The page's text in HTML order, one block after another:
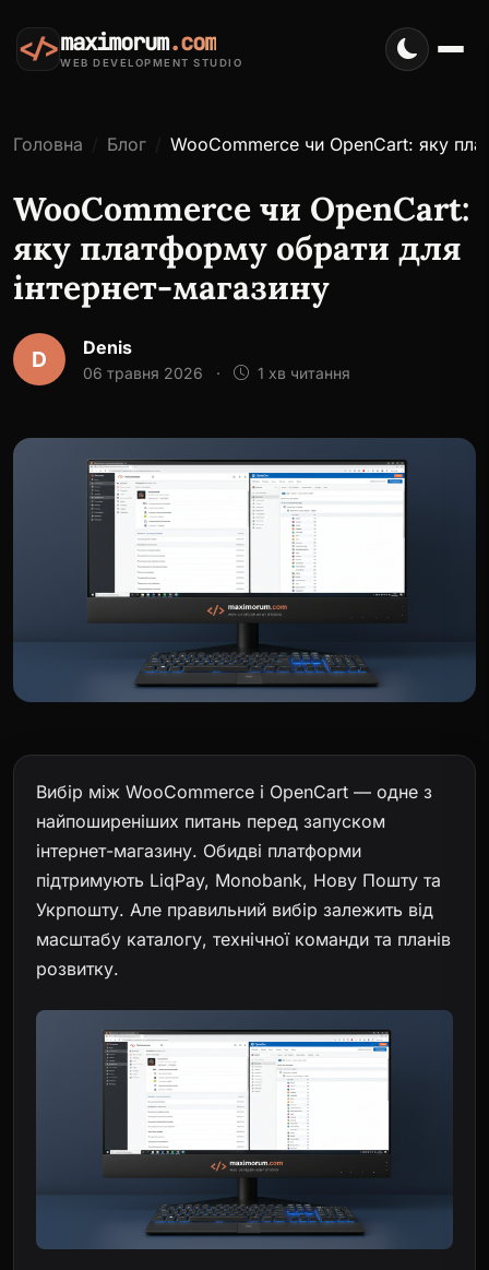
</>maximorum.com
WEB DEVELOPMENT STUDIO
Головна Блог WooCommerce чи OpenCart: яку
WooCommerce чи OpenCart:
яку платформу обрати для
інтернет-магазину
D Denis
06 травня 2026 · 1 хв читання
Вибір між WooCommerce і OpenCart — одне з
найпоширеніших питань перед запуском
інтернет-магазину. Обидві платформи
підтримують LiqPay, Monobank, Нову Пошту та
Укрпошту. Але правильний вибір залежить від
масштабу каталогу, технічної команди та планів
розвитку.